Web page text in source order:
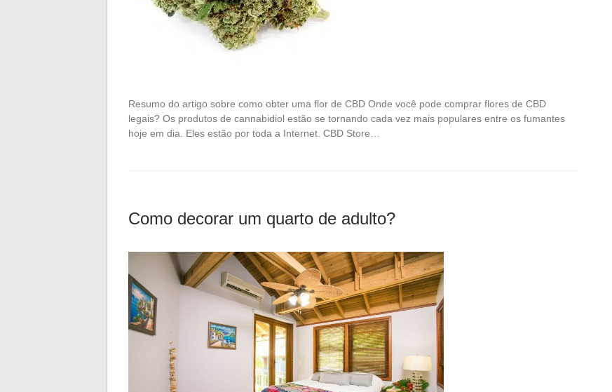
Resumo do artigo sobre como obter uma flor de CBD Onde você pode comprar flores de CBD
legais? Os produtos de cannabidiol estão se tornando cada vez mais populares entre os fumantes
hoje em dia. Eles estão por toda a Internet. CBD Store…
Como decorar um quarto de adulto?